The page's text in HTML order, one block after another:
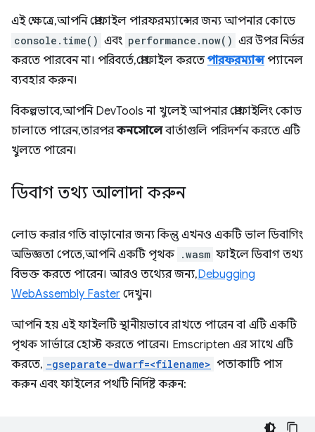
এই ক্ষেত্রে, আপনি প্রোফাইল পারফরম্যান্সের জন্য আপনার কোডে
console.time() এবং performance.now() এর উপর নির্ভর
করতে পারবেন না। পরিবর্তে, প্রোফাইল করতে পারফরম্যান্সপ্যানেল
ব্যবহার করুন।
বিকল্পভাবে, আপনি DevTools না খুলেই আপনার প্রোফাইলিং কোড
চালাতে পারেন, তারপরকনসোলেবার্তাগুলি পরিদর্শন করতে এটি
খুলতে পারেন।
ডিবাগ তথ্য আলাদা করুন
লোড করার গতি বাড়ানোর জন্য কিন্তু এখনও একটি ভাল ডিবাগিং
অভিজ্ঞতা পেতে, আপনি একটি পৃথক .wasm ফাইলে ডিবাগ তথ্য
বিভক্ত করতে পারেন। আরও তথ্যের জন্য,Debugging
WebAssembly Faster দেখুন।
আপনি হয় এই ফাইলটি স্থানীয়ভাবে রাখতে পারেন বা এটি একটি
পৃথক সার্ভারে হোস্ট করতে পারেন। Emscripten এর সাথে এটি
করতে, -gseparate-dwarf=<filename> পতাকাটি পাস
করুন এবং ফাইলের পথটি নির্দিষ্ট করুন: